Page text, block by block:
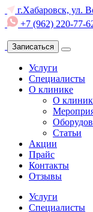
г.Хабаровск, ул.
+7 (962) 220-77-
Записаться
Услуги
Специалисты
О клинике
О
Статьи
Акции
Прайс
Контакты
Отзывы
Услуги
Специалисты